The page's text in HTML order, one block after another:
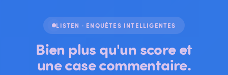
LISTEN · ENQUÊTES INTELLIGENTES
Bien plus qu'un score et
une case commentaire.